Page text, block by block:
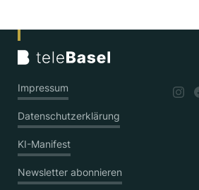
Impressum
Datenschutzerklärung
KI-Manifest
Newsletter abonnieren